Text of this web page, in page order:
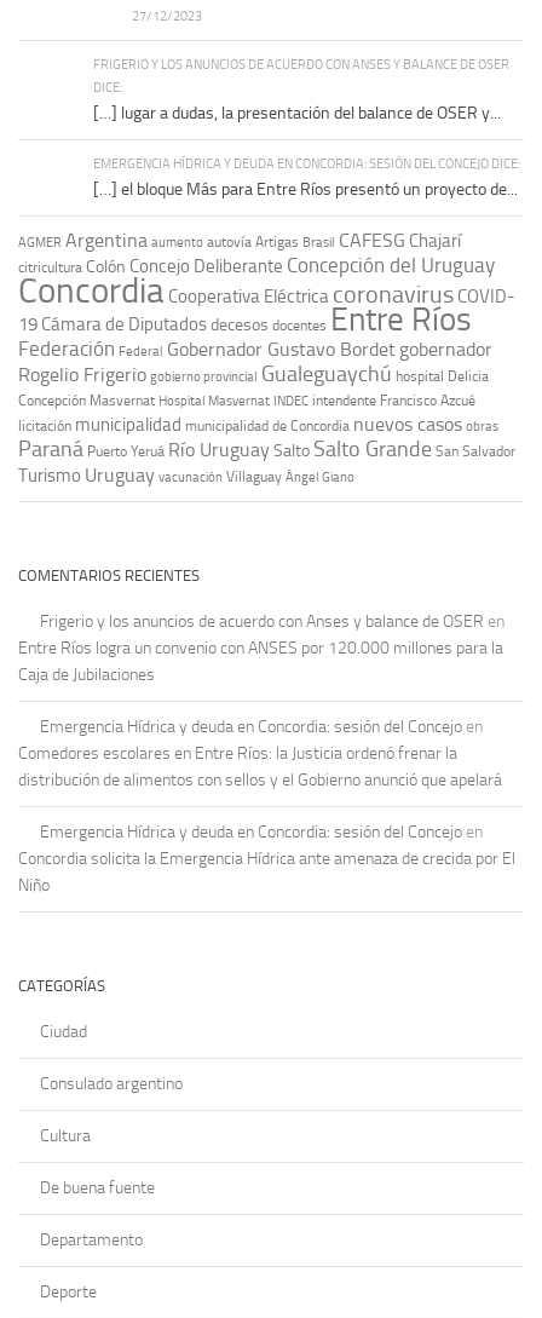
27/12/2023
FRIGERIO Y LOS ANUNCIOS DE ACUERDO CON ANSES Y BALANCE DE OSER
DICE:
[…] lugar a dudas, la presentación del balance de OSER y...
EMERGENCIA HÍDRICA Y DEUDA EN CONCORDIA: SESIÓN DEL CONCEJO DICE:
[…] el bloque Más para Entre Ríos presentó un proyecto de...
AGMER Argentina aumento autovía Artigas Brasil CAFESG Chajarí
citricultura Colón Concejo Deliberante Concepción del Uruguay
Concordia Cooperativa Eléctrica coronavirus COVID-
19 Cámara de Diputadosdecesos docentes Entre Ríos
Federación Federal Gobernador Gustavo Bordet gobernador
Rogelio Frigerio gobierno provincial Gualeguaychú hospital Delicia
Concepción Masvernat Hospital Masvernat INDEC intendente Francisco Azcué
licitación municipalidad municipalidad de Concordia nuevos casos obras
Paraná Puerto Yeruá Río UruguaySalto Salto Grande San Salvador
Turismo Uruguay vacunación Villaguay Ángel Giano
COMENTARIOS RECIENTES
Frigerio y los anuncios de acuerdo con Anses y balance de OSER en
Entre Ríos logra un convenio con ANSES por 120.000 millones para la
Caja de Jubilaciones
Emergencia Hídrica y deuda en Concordia: sesión del Concejo en
Comedores escolares en Entre Ríos: la Justicia ordenó frenar la
distribución de alimentos con sellos y el Gobierno anunció que apelará
Emergencia Hídrica y deuda en Concordia: sesión del Concejo en
Concordia solicita la Emergencia Hídrica ante amenaza de crecida por El
Niño
CATEGORÍAS
Ciudad
Consulado argentino
Cultura
De buena fuente
Departamento
Deporte